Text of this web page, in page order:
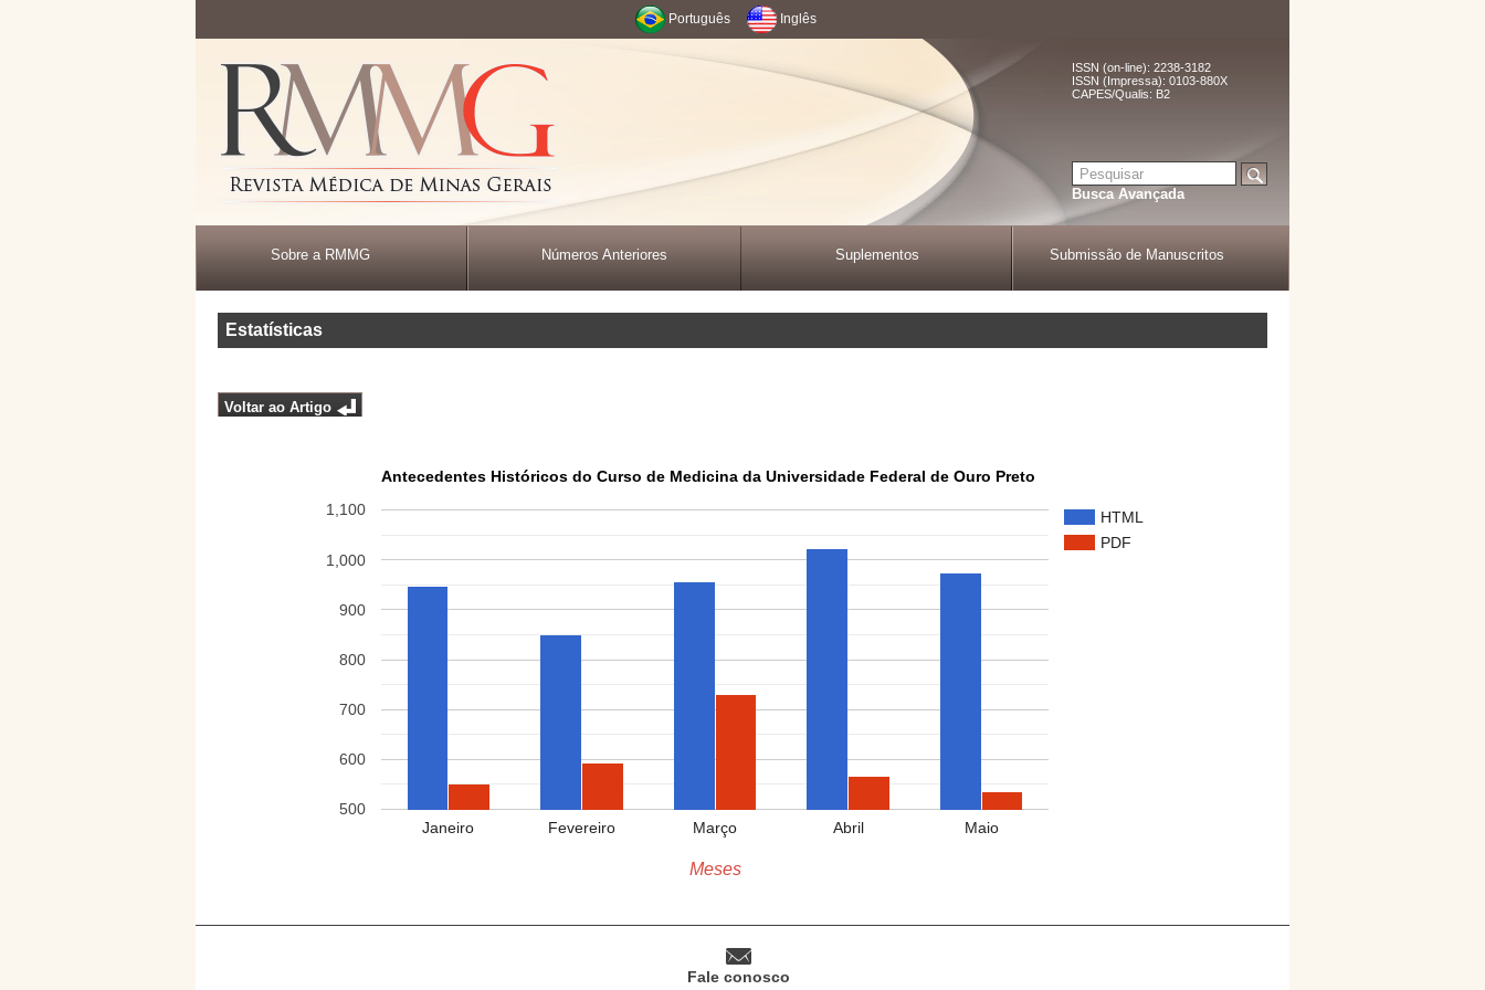
Português Inglês
ISSN (on-line): 2238-3182
ISSN (Impressa): 0103-880X
CAPES/Qualis: B2
Busca Avançada
Sobre a RMMG Números Anteriores Suplementos Submissão de Manuscritos
Estatísticas
Voltar ao Artigo
Antecedentes Históricos do Curso de Medicina da Universidade Federal de Ouro Preto
HTML
PDF
Janeiro Fevereiro Março Abril Maio
500
600
700
800
900
1,000
1,100
Meses
Fale conosco